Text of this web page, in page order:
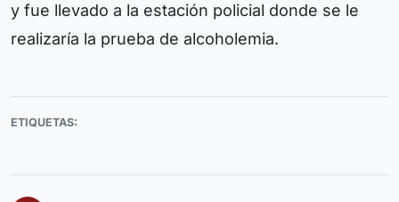
y fue llevado a la estación policial donde se le
realizaría la prueba de alcoholemia.
ETIQUETAS: